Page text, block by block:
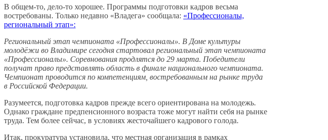
В общем-то, дело-то хорошее. Программы подготовки кадров весьма
востребованы. Только недавно «Владега» сообщала: «Профессионалы,
региональный этап»:
Региональный этап чемпионата «Профессионалы». В Доме культуры
молодёжи во Владимире сегодня стартовал региональный этап чемпионата
«Профессионалы». Соревнования продлятся до 29 марта. Победители
получат право представлять область в финале национального чемпионата.
Чемпионат проводится по компетенциям, востребованным на рынке труда
в Российской Федерации.
Разумеется, подготовка кадров прежде всего ориентирована на молодежь.
Однако граждане предпенсионного возраста тоже могут найти себя на рынке
труда. Тем более сейчас, в условиях жесточайшего кадрового голода.
Итак, прокуратура установила, что местная организация в рамках